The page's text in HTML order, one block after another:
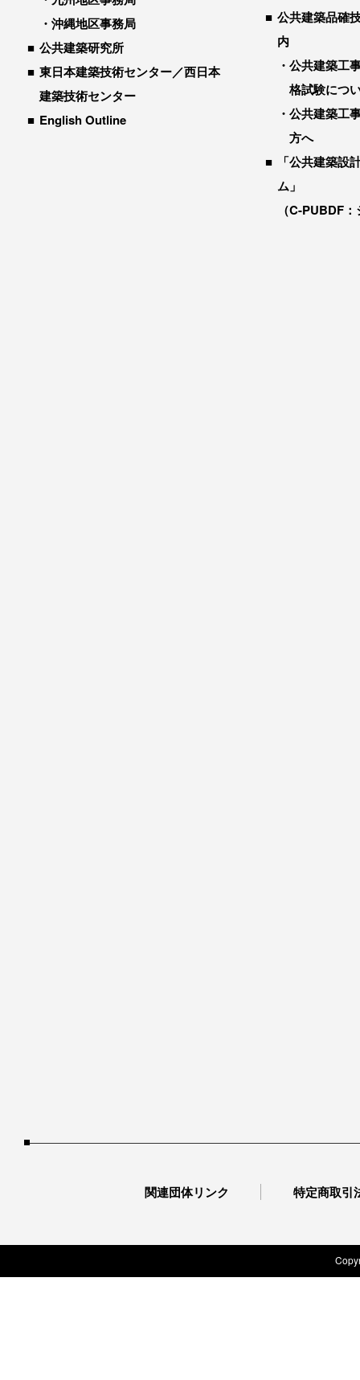
沖縄地区事務局
公共建築研究所
東日本建築技術センター／西日本
建築技術センター
English Outline
公共建築品確
内
公共建築工
格試験につ
公共建築工
方へ
「公共建築設
ム」
（C-PUBDF
関連団体リンク 特定商取引